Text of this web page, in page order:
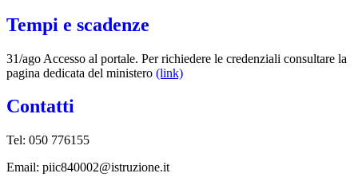
Tempi e scadenze
31/ago Accesso al portale. Per richiedere le credenziali consultare la
pagina dedicata del ministero (link)
Contatti
Tel: 050 776155
Email: piic840002@istruzione.it